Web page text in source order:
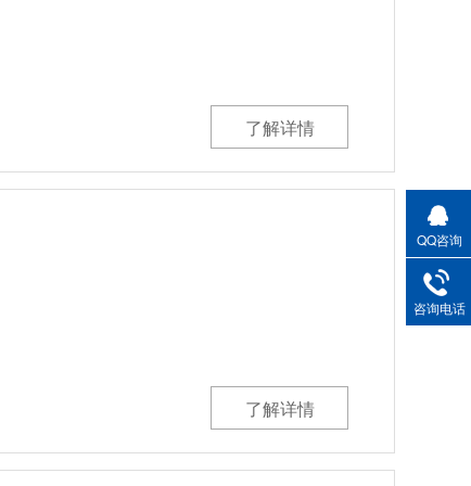
了解详情
了解详情
QQ咨询
咨询电话